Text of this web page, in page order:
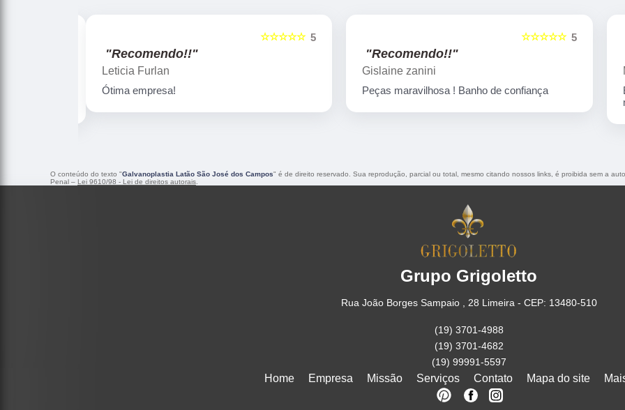
☆☆☆☆☆
"Recomendo!!"
Gislaine zanini
Peças maravilhosa ! Banho de confiança
☆☆☆☆☆
"Recomendo!!"
Marcelo Nicchio
Empresa corretíssima, banho de confiança
O conteúdo do texto "Galvanoplastia Latão São José dos Campos" é de direito reservado. Sua reprodução, parcial ou total, mesmo citando nossos links, é proibida sem a
Penal – Lei 9610/98 - Lei de direitos autorais
Grupo Grigoletto
Rua João Borges Sampaio , 28 Limeira - CEP: 13480-510
(19) 3701-4988
(19) 3701-4682
(19) 99991-5597
Home Empresa Missão Serviços Contato Mapa do site